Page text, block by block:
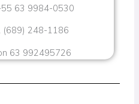
63 9984-0530
(689) 248-1186
63 992495726